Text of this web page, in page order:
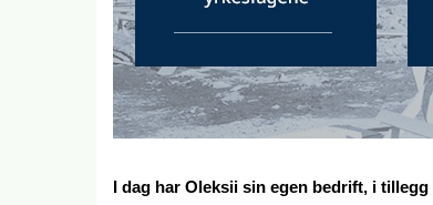
I dag har Oleksii sin egen bedrift, i